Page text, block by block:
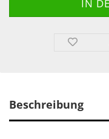
Beschreibung